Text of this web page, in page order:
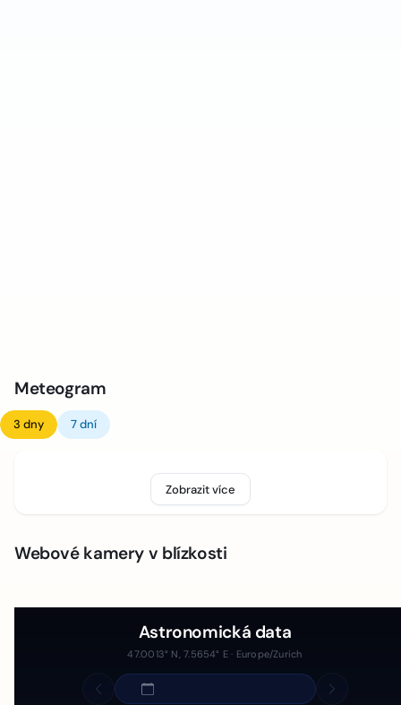
Meteogram
3 dny 7 dní
Zobrazit více
Webové kamery v blízkosti
Astronomická data
47.0013° N, 7.5654° E · Europe/Zurich